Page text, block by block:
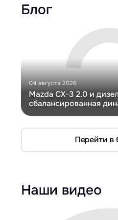
Блог
04 августа 2026
Mazda CX-3 2.0 и
сбалансированная
Перейти в
Наши видео